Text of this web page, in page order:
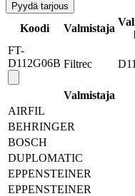
Pyydä tarjous
Koodi Valmistaja
FT-
D112G06B Filtrec
Valmistaja
AIRFIL
BEHRINGER
BOSCH
DUPLOMATIC
EPPENSTEINER
EPPENSTEINER